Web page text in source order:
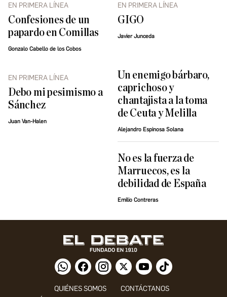
EN PRIMERA LÍNEA
Confesiones de un
papardo en Comillas
Gonzalo Cabello de los Cobos
EN PRIMERA LÍNEA
GIGO
Javier Junceda
EN PRIMERA LÍNEA
Debo mi pesimismo a
Sánchez
Juan Van-Halen
Un enemigo bárbaro,
caprichoso y
chantajista a la toma
de Ceuta y Melilla
Alejandro Espinosa Solana
No es la fuerza de
Marruecos, es la
debilidad de España
Emilio Contreras
QUIÉNES SOMOS
CONTÁCTANOS